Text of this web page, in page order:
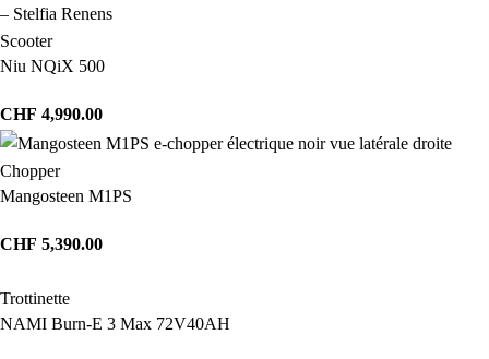
Scooter
Niu NQiX 500
CHF 4,990.00
Chopper
Mangosteen M1PS
CHF 5,390.00
Trottinette
NAMI Burn-E 3 Max 72V40AH